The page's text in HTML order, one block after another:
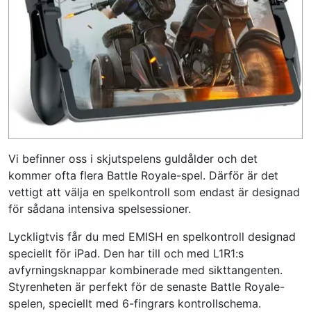
Vi befinner oss i skjutspelens guldålder och det
kommer ofta flera Battle Royale-spel. Därför är det
vettigt att välja en spelkontroll som endast är designad
för sådana intensiva spelsessioner.
Lyckligtvis får du med EMISH en spelkontroll designad
speciellt för iPad. Den har till och med L1R1:s
avfyrningsknappar kombinerade med sikttangenten.
Styrenheten är perfekt för de senaste Battle Royale-
spelen, speciellt med 6-fingrars kontrollschema.